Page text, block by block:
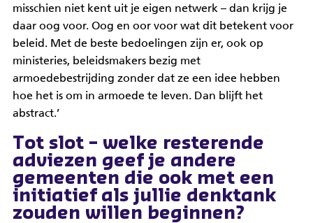
misschien niet kent uit je eigen netwerk – dan krijg je
daar oog voor. Oog en oor voor wat dit betekent voor
beleid. Met de beste bedoelingen zijn er, ook op
ministeries, beleidsmakers bezig met
armoedebestrijding zonder dat ze een idee hebben
hoe het is om in armoede te leven. Dan blijft het
abstract.’
Tot slot – welke resterende
adviezen geef je andere
gemeenten die ook met een
initiatief als jullie denktank
zouden willen beginnen?